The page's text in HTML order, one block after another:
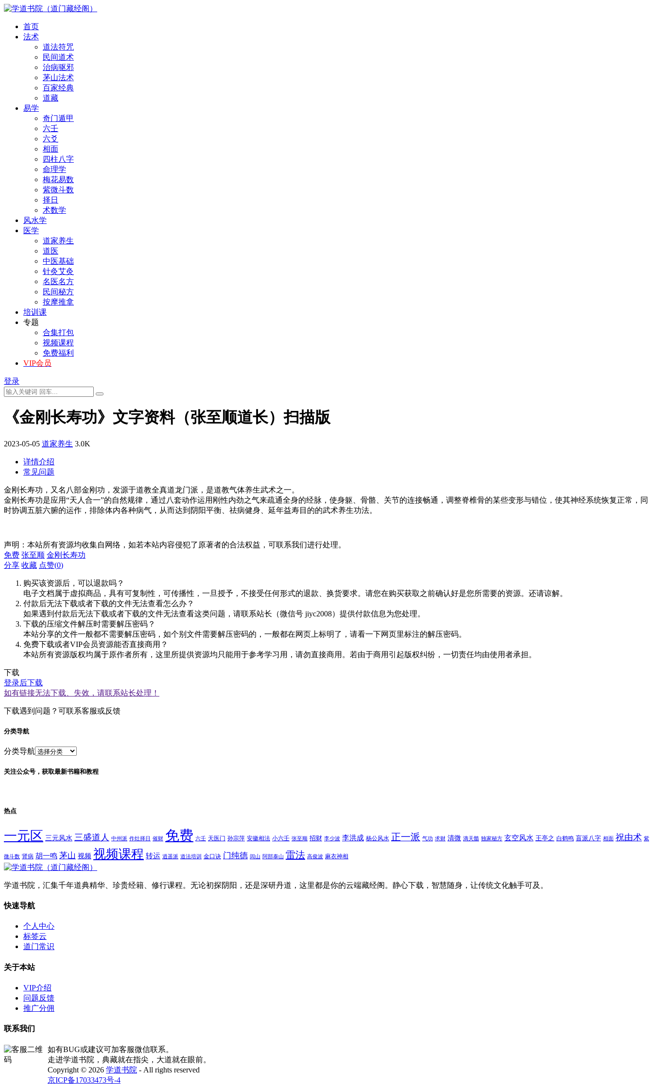
首页
法术
道法符咒
民间道术
治病驱邪
茅山法术
百家经典
道藏
易学
奇门遁甲
六壬
六爻
相面
四柱八字
命理学
梅花易数
紫微斗数
择日
术数学
风水学
医学
道家养生
道医
中医基础
针灸艾灸
名医名方
民间秘方
按摩推拿
培训课
专题
合集打包
视频课程
免费福利
VIP会员
登录
《金刚长寿功》文字资料（张至顺道长）扫描版
2023-05-05 道家养生 3.0K
详情介绍
常见问题
金刚长寿功，又名八部金刚功，发源于道教全真道龙门派，是道教气体养生武术之一。
金刚长寿功是应用“天人合一”的自然规律，通过八套动作运用刚性内劲之气来疏通全身的经脉，使身躯、骨骼、关节的连接畅通，调整脊椎骨的某些变形与错位，使其神经系统恢复正常，同
时协调五脏六腑的运作，排除体内各种病气，从而达到阴阳平衡、祛病健身、延年益寿目的的武术养生功法。
声明：本站所有资源均收集自网络，如若本站内容侵犯了原著者的合法权益，可联系我们进行处理。
免费 张至顺 金刚长寿功
分享 收藏 点赞(0)
购买该资源后，可以退款吗？
电子文档属于虚拟商品，具有可复制性，可传播性，一旦授予，不接受任何形式的退款、换货要求。请您在购买获取之前确认好是您所需要的资源。还请谅解。
付款后无法下载或者下载的文件无法查看怎么办？
如果遇到付款后无法下载或者下载的文件无法查看这类问题，请联系站长（微信号 jiyc2008）提供付款信息为您处理。
下载的压缩文件解压时需要解压密码？
本站分享的文件一般都不需要解压密码，如个别文件需要解压密码的，一般都在网页上标明了，请看一下网页里标注的解压密码。
免费下载或者VIP会员资源能否直接商用？
本站所有资源版权均属于原作者所有，这里所提供资源均只能用于参考学习用，请勿直接商用。若由于商用引起版权纠纷，一切责任均由使用者承担。
下载
登录后下载
如有链接无法下载、失效，请联系站长处理！
下载遇到问题？可联系客服或反馈
分类导航
分类导航
关注公众号，获取最新书籍和教程
热点
一元区 三元风水 三盛道人 中州派 作灶择日 催财 免费 六壬 天医门 孙宗萍 安徽相法 小六壬 张至顺 招财 李少波 李洪成 杨公风水 正一派 气功 求财 清微 滴天髓 独家秘方 玄空风水 王亭之 白鹤鸣 盲派八字 相面 祝由术 紫
微斗数 肾病 胡一鸣 茅山 视频 视频课程 转运 逍遥派 道法培训 金口诀 门纯德 闾山 阿部泰山 雷法 高俊波 麻衣神相
学道书院，汇集千年道典精华、珍贵经籍、修行课程。无论初探阴阳，还是深研丹道，这里都是你的云端藏经阁。静心下载，智慧随身，让传统文化触手可及。
快速导航
个人中心
标签云
道门常识
关于本站
VIP介绍
问题反馈
推广分佣
联系我们
如有BUG或建议可加客服微信联系。
走进学道书院，典藏就在指尖，大道就在眼前。
Copyright © 2026 学道书院 - All rights reserved
京ICP备17033473号-4